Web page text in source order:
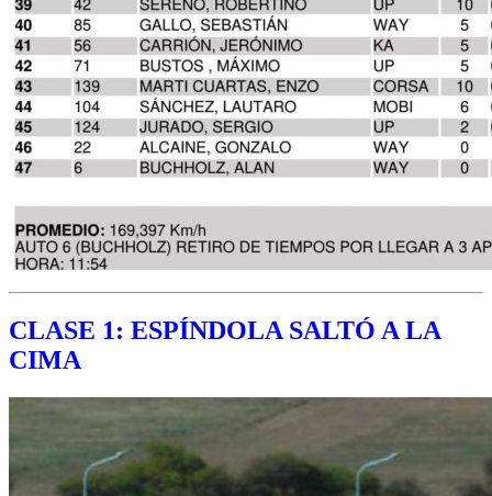
CLASE 1: ESPÍNDOLA SALTÓ A LA
CIMA